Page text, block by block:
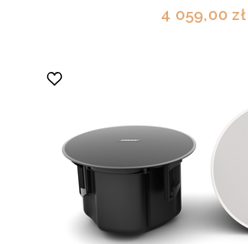
4 059,00 zł